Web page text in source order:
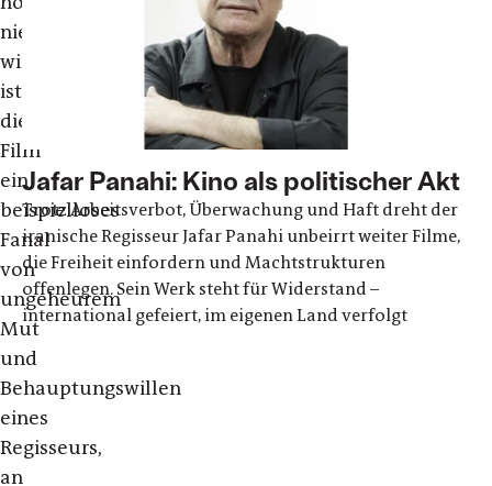
niedergeschlagen
wird,
ist
dieser
Film
ein
beispielloses
Fanal
von
ungeheurem
Mut
und
Behauptungswillen
eines
Regisseurs,
an
Jafar Panahi: Kino als politischer Akt
Trotz Arbeitsverbot, Überwachung und Haft dreht der
iranische Regisseur Jafar Panahi unbeirrt weiter Filme,
die Freiheit einfordern und Machtstrukturen
offenlegen. Sein Werk steht für Widerstand –
international gefeiert, im eigenen Land verfolgt